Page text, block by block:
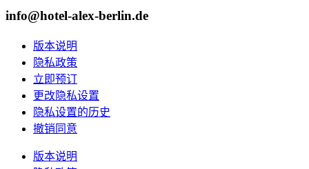
info@hotel-alex-berlin.de
版本说明
隐私政策
立即预订
更改隐私设置
隐私设置的历史
撤销同意
版本说明